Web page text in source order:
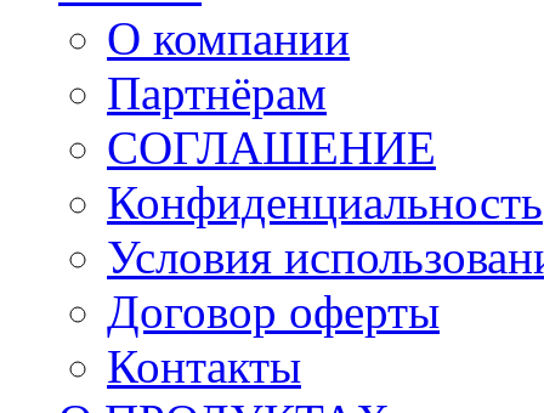
О компании
Партнёрам
СОГЛАШЕНИЕ
Конфиденциальность
Условия
Договор оферты
Контакты